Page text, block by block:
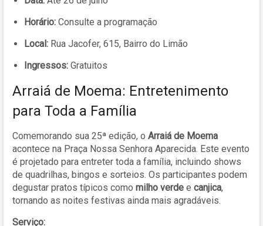
Horário: Consulte a programação
Local: Rua Jacofer, 615, Bairro do Limão
Ingressos: Gratuitos
Arraiá de Moema: Entretenimento
para Toda a Família
Comemorando sua 25ª edição, o Arraiá de Moema
acontece na Praça Nossa Senhora Aparecida. Este evento
é projetado para entreter toda a família, incluindo shows
de quadrilhas, bingos e sorteios. Os participantes podem
degustar pratos típicos como milho verde e canjica,
tornando as noites festivas ainda mais agradáveis.
Serviço: